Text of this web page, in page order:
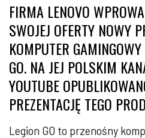
FIRMA LENOVO
SWOJEJ OFERTY NOWY
KOMPUTER
GO. NA JEJ POLSKIM
YOUTUBE
PREZENTACJĘ TEGO
Legion GO to przenośny